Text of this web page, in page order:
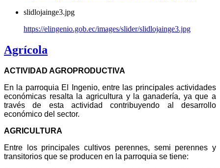
slidlojainge3.jpg
https://elingenio.gob.ec/images/slider/slidlojainge3.jpg
Agrícola
ACTIVIDAD AGROPRODUCTIVA
En la parroquia El Ingenio, entre las principales actividades
económicas resalta la agricultura y la ganadería, ya que a
través de esta actividad contribuyendo al desarrollo
económico del sector.
AGRICULTURA
Entre los principales cultivos perennes, semi perennes y
transitorios que se producen en la parroquia se tiene: